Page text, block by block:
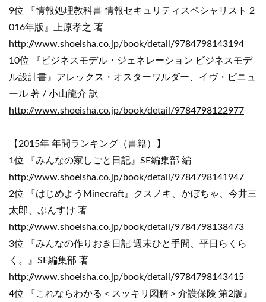
9位 『情報処理教科書 情報セキュリティスペシャリスト 2
016年版』上原孝之 著
http://www.shoeisha.co.jp/book/detail/9784798143194
10位 『ビジネスモデル・ジェネレーション ビジネスモデ
ル設計書』アレックス・オスターワルダー、イヴ・ピニュ
ール 著 / 小山龍介 訳
http://www.shoeisha.co.jp/book/detail/9784798122977
【2015年 年間ランキング（書籍）】
1位 『みんなの家しごと日記』SE編集部 編
http://www.shoeisha.co.jp/book/detail/9784798141947
2位 『はじめようMinecraft』クスノキ、かぼちゃ、今井三
太郎、ぷんすけ 著
http://www.shoeisha.co.jp/book/detail/9784798138473
3位 『みんなの作りおき日記 週末ひと手間、平日らくら
く。』SE編集部 著
http://www.shoeisha.co.jp/book/detail/9784798143415
4位 『これならわかる＜スッキリ図解＞介護保険 第2版』